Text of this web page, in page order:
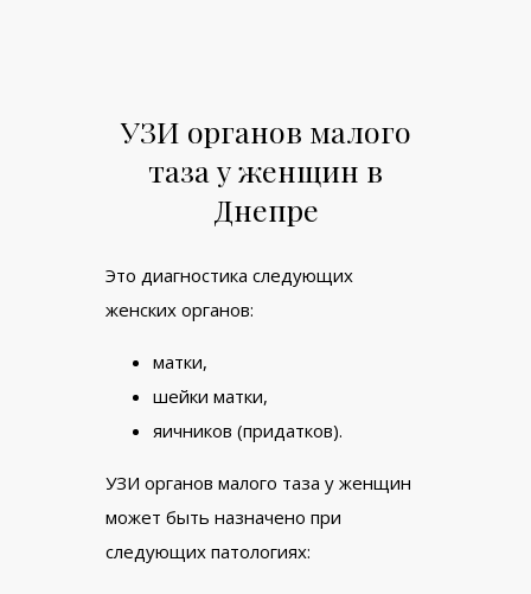
УЗИ органов малого
таза у женщин в
Днепре
Это диагностика следующих
женских органов:
матки,
шейки матки,
яичников (придатков).
УЗИ органов малого таза у женщин
может быть назначено при
следующих патологиях: